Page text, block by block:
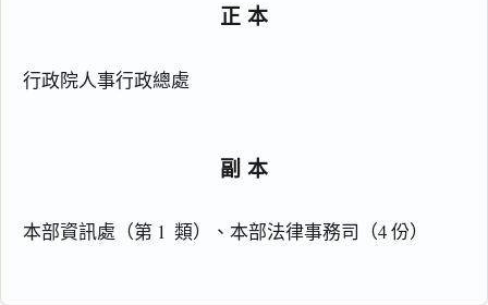
正本
行政院人事行政總處
副本
本部資訊處（第 1  類）、本部法律事務司（4 份）
一